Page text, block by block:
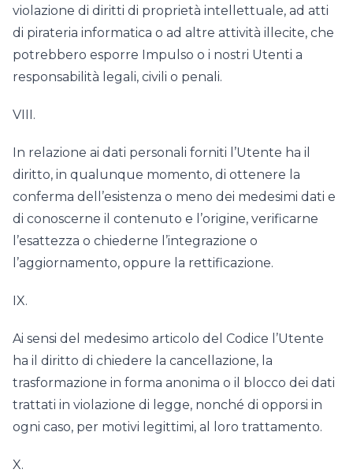
violazione di diritti di proprietà intellettuale, ad atti
di pirateria informatica o ad altre attività illecite, che
potrebbero esporre Impulso o i nostri Utenti a
responsabilità legali, civili o penali.
VIII.
In relazione ai dati personali forniti l’Utente ha il
diritto, in qualunque momento, di ottenere la
conferma dell’esistenza o meno dei medesimi dati e
di conoscerne il contenuto e l’origine, verificarne
l’esattezza o chiederne l’integrazione o
l’aggiornamento, oppure la rettificazione.
IX.
Ai sensi del medesimo articolo del Codice l’Utente
ha il diritto di chiedere la cancellazione, la
trasformazione in forma anonima o il blocco dei dati
trattati in violazione di legge, nonché di opporsi in
ogni caso, per motivi legittimi, al loro trattamento.
X.